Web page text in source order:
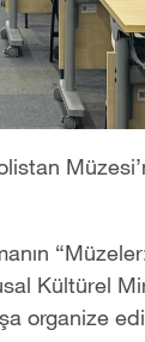
Müzesi’
ın “Mü
Kültürel
şa organize